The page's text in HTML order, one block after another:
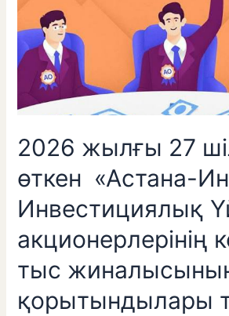
2026 жылғы 27
өткен «Астана-
Инвестициялық
акционерлерінің
тыс
қорытындылары